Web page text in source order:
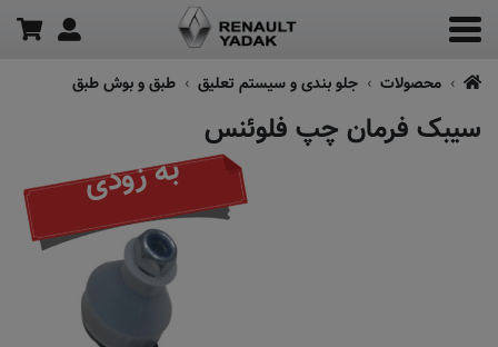
محصولات جلو بندی و سیستم تعلیق طبق و بوش طبق
سیبک فرمان چپ فلوئنس
به زودی